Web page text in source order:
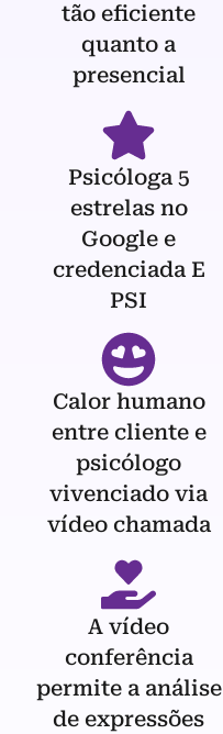
tão eficiente
quanto a
presencial
Psicóloga 5
estrelas no
Google e
credenciada E
PSI
Calor humano
entre cliente e
psicólogo
vivenciado via
vídeo chamada
A vídeo
conferência
permite a análise
de expressões